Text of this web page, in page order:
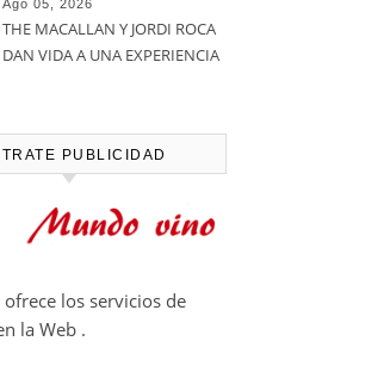
en el viñedo
Ago 05, 2026
THE MACALLAN Y JORDI ROCA
DAN VIDA A UNA EXPERIENCIA
HARMONY COLLECTION
PUBLICIDAD
los servicios de
la Web .